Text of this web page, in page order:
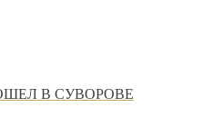
В СУВОРОВЕ